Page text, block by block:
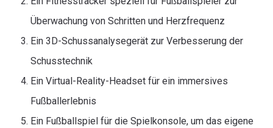
Überwachung von Schritten und Herzfrequenz
Ein 3D-Schussanalysegerät zur Verbesserung der
Schusstechnik
Ein Virtual-Reality-Headset für ein immersives
Fußballerlebnis
Ein Fußballspiel für die Spielkonsole, um das eigene